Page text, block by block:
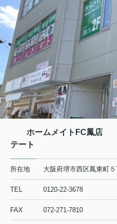
も...
ホームメイトFC鳳
テート
所在地 大阪府堺市西区鳳東町
TEL 0120-22-3678
FAX 072-271-7810